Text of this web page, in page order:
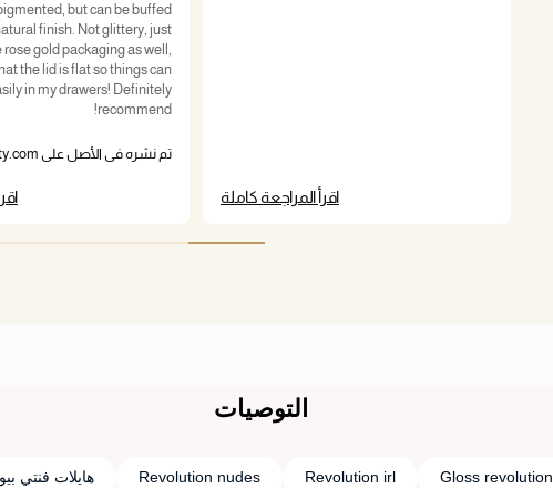
اقرأ المراجعة كاملة
but can be buffed
finish. Not glittery, just
rose gold packaging as well,
the lid is flat so things can
in my drawers! Definitely
recommend!
تم نشره في الأصل على revolutionbeauty.com
التوصيات
Gloss revolution
Revolution irl
Revolution nudes هايلات فنتي